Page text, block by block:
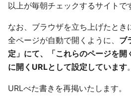
以上が毎朝チェックするサイトで
なお、ブラウザを立ち上げたとき
全ページが自動で開くように、 ブ
定」にて、「これらのページを開
に開くURLとして設定しています。
URLべた書きを再掲いたします。